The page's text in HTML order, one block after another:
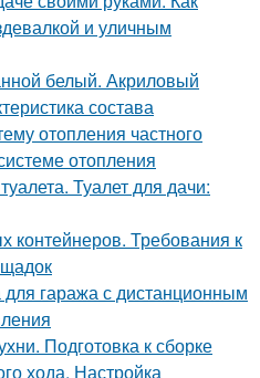
и уличным
белый. Акриловый
состава
отопления частного
отопления
Туалет для дачи:
контейнеров. Требования к
гаража с дистанционным
Подготовка к сборке
хода. Настройка